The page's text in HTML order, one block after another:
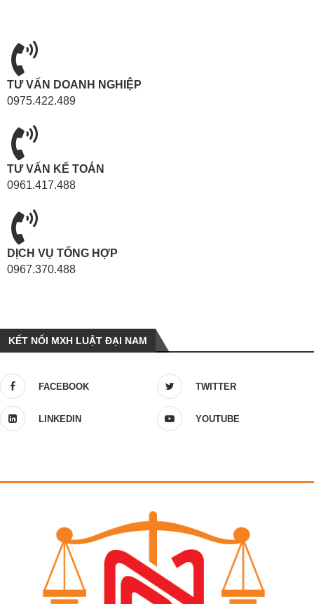
TƯ VẤN DOANH NGHIỆP
0975.422.489
TƯ VẤN KẾ TOÁN
0961.417.488
DỊCH VỤ TỔNG HỢP
0967.370.488
KẾT NỐI MXH LUẬT ĐẠI NAM
FACEBOOK TWITTER
LINKEDIN YOUTUBE